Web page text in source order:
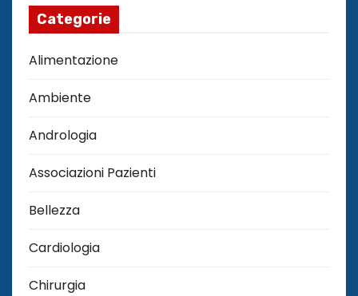
Categorie
Alimentazione
Ambiente
Andrologia
Associazioni Pazienti
Bellezza
Cardiologia
Chirurgia